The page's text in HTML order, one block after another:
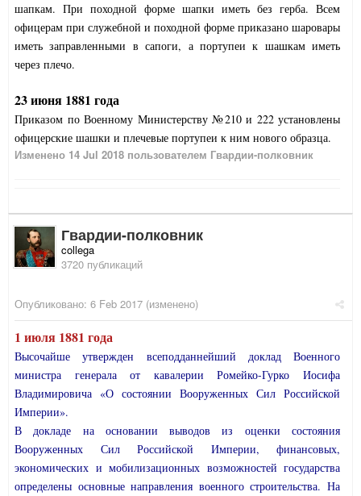
шапкам. При походной форме шапки иметь без герба. Всем
офицерам при служебной и походной форме приказано шаровары
иметь заправленными в сапоги, а портупеи к шашкам иметь
через плечо.
23 июня 1881 года
Приказом по Военному Министерству №210 и 222 установлены
офицерские шашки и плечевые портупеи к ним нового образца.
Изменено 14 Jul 2018 пользователем Гвардии-полковник
Гвардии-полковник
collega
3720 публикаций
Опубликовано: 6 Feb 2017 (изменено)
1 июля 1881 года
Высочайше утвержден всеподданнейший доклад Военного
министра генерала от кавалерии Ромейко-Гурко Иосифа
Владимировича «О состоянии Вооруженных Сил Российской
Империи».
В докладе на основании выводов из оценки состояния
Вооруженных Сил Российской Империи, финансовых,
экономических и мобилизационных возможностей государства
определены основные направления военного строительства. На